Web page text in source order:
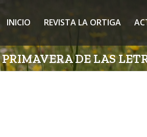
INICIO REVISTA LA ORTIGA
PRIMAVERA DE LAS